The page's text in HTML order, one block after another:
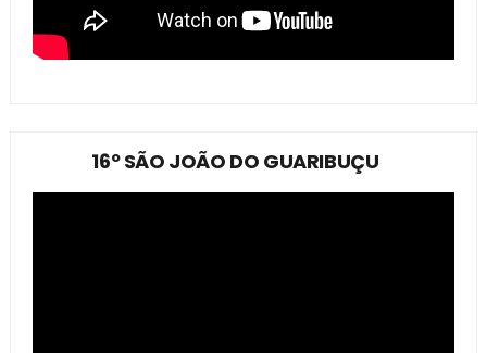
16º SÃO JOÃO DO GUARIBUÇU